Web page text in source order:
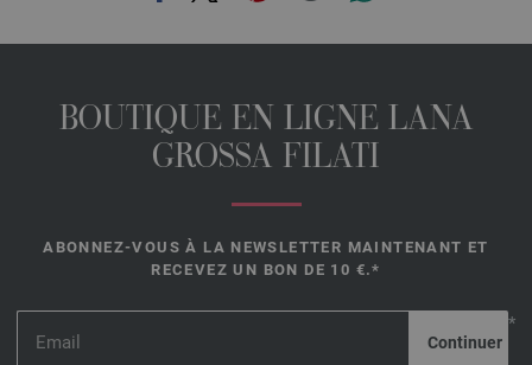
BOUTIQUE EN LIGNE LANA
GROSSA FILATI
ABONNEZ-VOUS À LA NEWSLETTER MAINTENANT ET
RECEVEZ UN BON DE 10 €.*
*